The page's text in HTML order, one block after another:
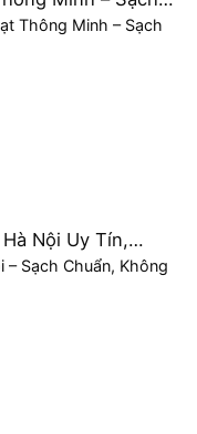
Thông Minh – Sạch
Nội Uy Tín,
– Sạch Chuẩn, Không